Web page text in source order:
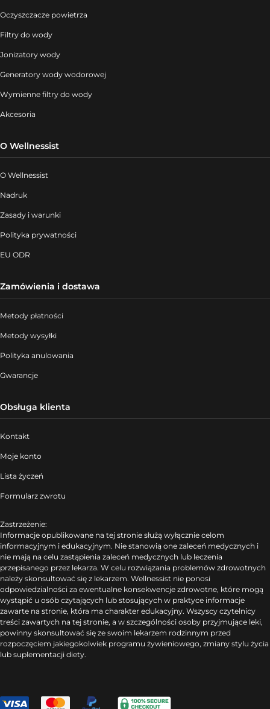
Oczyszczacze powietrza
Filtry do wody
Jonizatory wody
Generatory wody wodorowej
Wymienne filtry do wody
Akcesoria
O Wellnessist
O Wellnessist
Nadruk
Zasady i warunki
Polityka prywatności
EU ODR
Zamówienia i dostawa
Metody płatności
Metody wysyłki
Polityka anulowania
Gwarancje
Obsługa klienta
Kontakt
Moje konto
Lista życzeń
Formularz zwrotu
Zastrzeżenie:
Informacje opublikowane na tej stronie służą wyłącznie celom
informacyjnym i edukacyjnym. Nie stanowią one zaleceń medycznych i
nie mają na celu zastąpienia zaleceń medycznych lub leczenia
przepisanego przez lekarza. W celu rozwiązania problemów zdrowotnych
należy skonsultować się z lekarzem. Wellnessist nie ponosi
odpowiedzialności za ewentualne konsekwencje zdrowotne, które mogą
wystąpić u osób czytających lub stosujących w praktyce informacje
zawarte na stronie, która ma charakter edukacyjny. Wszyscy czytelnicy
treści zawartych na tej stronie, a w szczególności osoby przyjmujące leki,
powinny skonsultować się ze swoim lekarzem rodzinnym przed
rozpoczęciem jakiegokolwiek programu żywieniowego, zmiany stylu życia
lub suplementacji diety.